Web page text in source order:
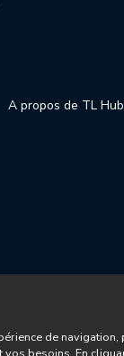
A propos de TL Hub
de